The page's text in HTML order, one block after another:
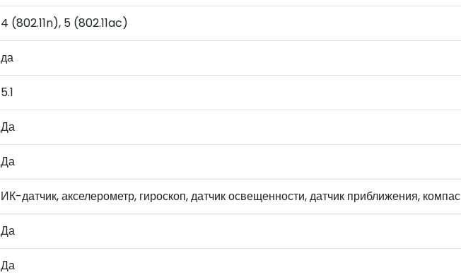
4 (802.11n), 5 (802.11ac)
да
5.1
Да
Да
ИК-датчик, акселерометр, гироскоп, датчик освещенности, датчик приближения, компас
Да
Да